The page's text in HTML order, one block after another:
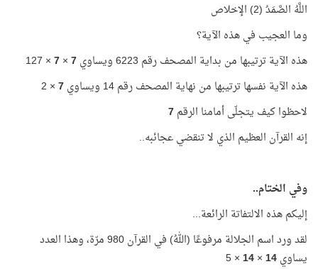
اللَّهُ الصَّمَدُ (2) الإخلاص
وما العجيب في هذه الآية؟
هذه الآية ترتيبها من بداية المصحف رقم 6223 ويساوي
7
×
7
× 127
هذه الآية نفسها ترتيبها من نهاية المصحف رقم 14 ويساوي
7
× 2
لاحظوا كيف يتجلّى أمامنا الرقم7
إنه القرآن العظيم الذي لا تنقضي عجائبه..
وفي الختام..
إليكم هذه الالتفاتة الرائعة...
لقد ورد اسم الجلالة مرفوعًا (اللهُ) في القرآن 980 مرّة، وهذا العدد
يساوي14
×
14
× 5